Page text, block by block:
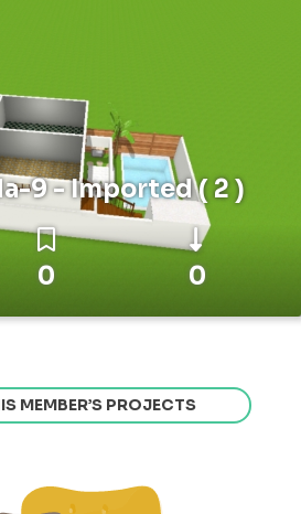
9 - Imported ( 2 )
0 0
MEMBER’S PROJECTS